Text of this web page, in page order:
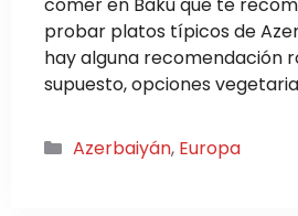
probar platos típicos de
hay alguna recomendación
supuesto, opciones
Categorías
Azerbaiyán, Europa